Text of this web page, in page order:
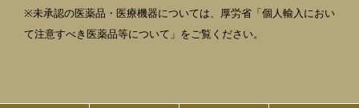
※未承認の医薬品・医療機器については、厚労省「個人輸入におい
て注意すべき医薬品等について」をご覧ください。